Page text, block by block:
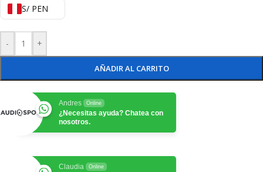
S/ PEN
- +
AÑADIR AL CARRITO
Andres Online
¿Necesitas ayuda? Chatea con
nosotros.
Claudia Online